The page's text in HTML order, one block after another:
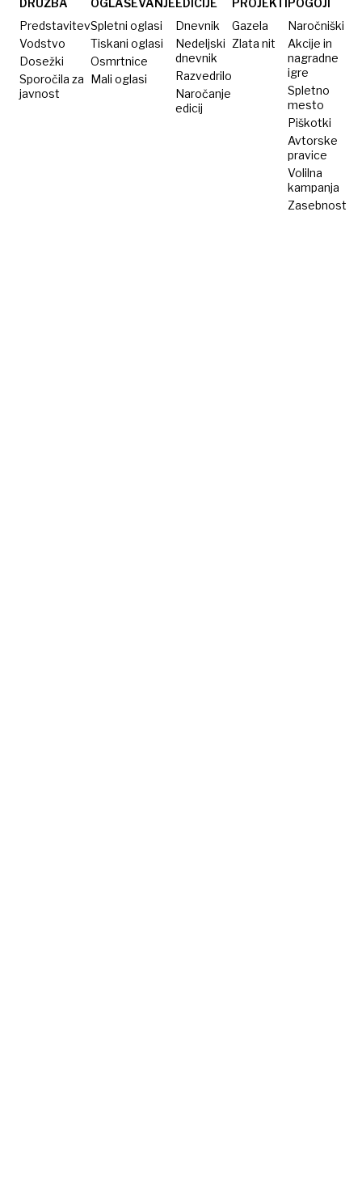
DRUŽBA
Predstavitev
Vodstvo
Dosežki
Sporočila za
javnost
OGLAŠEVANJE
Spletni oglasi
Tiskani oglasi
Osmrtnice
Mali oglasi
EDICIJE
Dnevnik
Nedeljski
dnevnik
Razvedrilo
Naročanje
edicij
PROJEKTI
Gazela
Zlata nit
POGOJI
Naročniški
Akcije in
nagradne
igre
Spletno
mesto
Piškotki
Avtorske
pravice
Volilna
kampanja
Zasebnost